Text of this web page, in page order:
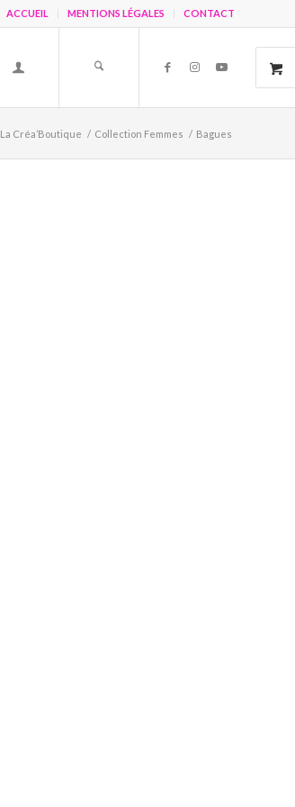
ACCUEIL MENTIONS LÉGALES CONTACT
La Créa’Boutique / Collection Femmes / Bagues